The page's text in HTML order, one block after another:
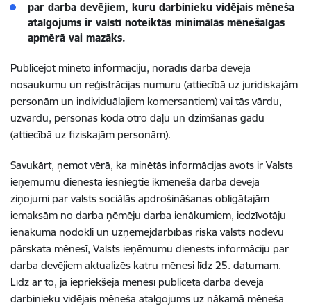
par darba devējiem, kuru darbinieku vidējais mēneša
atalgojums ir valstī noteiktās minimālās mēnešalgas
apmērā vai mazāks.
Publicējot minēto informāciju, norādīs darba dēvēja
nosaukumu un reģistrācijas numuru (attiecībā uz juridiskajām
personām un individuālajiem komersantiem) vai tās vārdu,
uzvārdu, personas koda otro daļu un dzimšanas gadu
(attiecībā uz fiziskajām personām).
Savukārt, ņemot vērā, ka minētās informācijas avots ir Valsts
ieņēmumu dienestā iesniegtie ikmēneša darba devēja
ziņojumi par valsts sociālās apdrošināšanas obligātajām
iemaksām no darba ņēmēju darba ienākumiem, iedzīvotāju
ienākuma nodokli un uzņēmējdarbības riska valsts nodevu
pārskata mēnesī, Valsts ieņēmumu dienests informāciju par
darba devējiem aktualizēs katru mēnesi līdz 25. datumam.
Līdz ar to, ja iepriekšējā mēnesī publicētā darba devēja
darbinieku vidējais mēneša atalgojums uz nākamā mēneša